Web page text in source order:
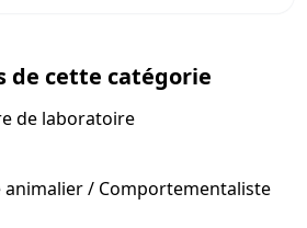
de cette catégorie
de laboratoire
/ Comportementaliste